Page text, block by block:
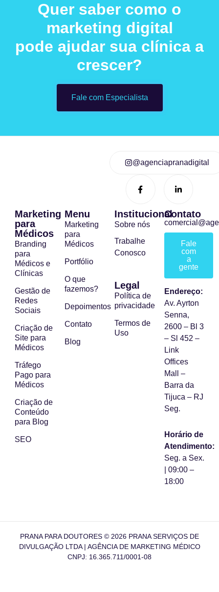
Quer saber como o
marketing digital
pode ajudar sua clínica a
crescer?
Fale com Especialista
@agenciapranadigital
Marketing
para
Médicos
Branding
para
Médicos e
Clínicas
Gestão de
Redes
Sociais
Criação de
Site para
Médicos
Tráfego
Pago para
Médicos
Criação de
Conteúdo
para Blog
SEO
Menu
Marketing
para
Médicos
Portfólio
O que
fazemos?
Depoimentos
Contato
Blog
Institucional
Sobre nós
Trabalhe
Conosco
Legal
Política de
privacidade
Termos de
Uso
Contato
Fale
com
a
gente
Endereço:
Av. Ayrton
Senna,
2600 – Bl 3
– Sl 452 –
Link
Offices
Mall –
Barra da
Tijuca – RJ
Seg.
Horário de
Atendimento:
Seg. a Sex.
| 09:00 –
18:00
PRANA PARA DOUTORES © 2026 PRANA SERVIÇOS DE
DIVULGAÇÃO LTDA | AGÊNCIA DE MARKETING MÉDICO
CNPJ: 16.365.711/0001-08